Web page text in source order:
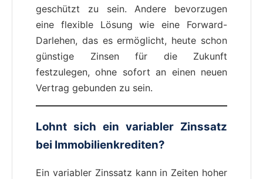
geschützt zu sein. Andere bevorzugen
eine flexible Lösung wie eine Forward-
Darlehen, das es ermöglicht, heute schon
günstige Zinsen für die Zukunft
festzulegen, ohne sofort an einen neuen
Vertrag gebunden zu sein.
Lohnt sich ein variabler Zinssatz
bei Immobilienkrediten?
Ein variabler Zinssatz kann in Zeiten hoher